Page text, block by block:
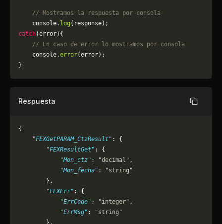
    // Mostramos la respuesta por consola
    console.
log (response);
catch(error){
    // En caso de error lo mostramos por consola
	console.
error(error);
}
Respuesta Copiar
{
    "FEXGetPARAM_CtzResult"
: {
        "FEXResultGet"
: {
            "Mon_ctz"
: "decimal" ,
            "Mon_fecha"
:
"string"
        },
        "FEXErr"
: {
            "ErrCode"
: "integer" ,
            "ErrMsg"
:
"string"
        },